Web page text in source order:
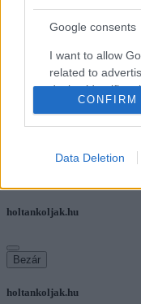
Google consents
I want to allow
related to
device identifiers
I want to allow
personalized
I want to allow
CONFIRM
Data Deletion
Felhasználási
Kapcsolat
Impresszum
Adatkezelési
holtankoljak.hu
Bezár
holtankoljak.hu